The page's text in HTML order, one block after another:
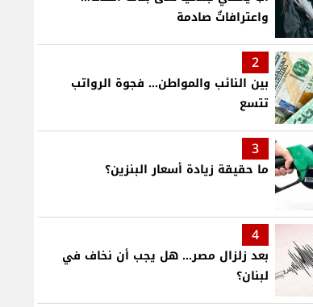
واعترافاتٌ صادمة
2
بين النائب والمواطن... فجوة الرواتب
تتسع
3
ما حقيقة زيادة أسعار البنزين؟
4
بعد زلزال مصر... هل يجب أن نخاف في
لبنان؟